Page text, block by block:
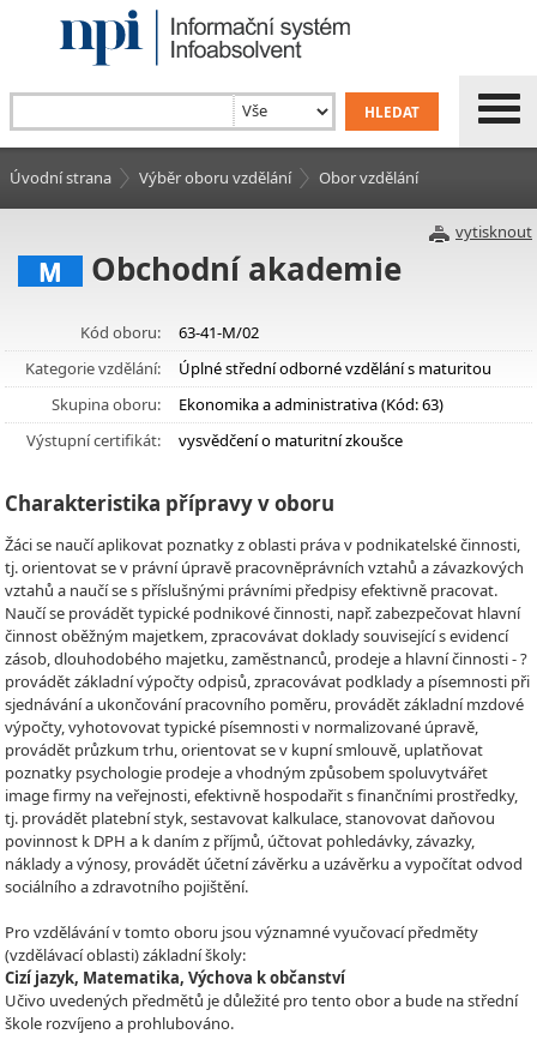
Úvodní strana Výběr oboru vzdělání Obor vzdělání
vytisknout
M Obchodní akademie
Kód oboru:
63-41-M/02
Kategorie vzdělání:
Úplné střední odborné vzdělání s maturitou
Skupina oboru:
Ekonomika a administrativa (Kód: 63)
Výstupní certifikát:
vysvědčení o maturitní zkoušce
Charakteristika přípravy v oboru
Žáci se naučí aplikovat poznatky z oblasti práva v podnikatelské činnosti,
tj. orientovat se v právní úpravě pracovněprávních vztahů a závazkových
vztahů a naučí se s příslušnými právními předpisy efektivně pracovat.
Naučí se provádět typické podnikové činnosti, např. zabezpečovat hlavní
činnost oběžným majetkem, zpracovávat doklady související s evidencí
zásob, dlouhodobého majetku, zaměstnanců, prodeje a hlavní činnosti - ?
provádět základní výpočty odpisů, zpracovávat podklady a písemnosti při
sjednávání a ukončování pracovního poměru, provádět základní mzdové
výpočty, vyhotovovat typické písemnosti v normalizované úpravě,
provádět průzkum trhu, orientovat se v kupní smlouvě, uplatňovat
poznatky psychologie prodeje a vhodným způsobem spoluvytvářet
image firmy na veřejnosti, efektivně hospodařit s finančními prostředky,
tj. provádět platební styk, sestavovat kalkulace, stanovovat daňovou
povinnost k DPH a k daním z příjmů, účtovat pohledávky, závazky,
náklady a výnosy, provádět účetní závěrku a uzávěrku a vypočítat odvod
sociálního a zdravotního pojištění.
Pro vzdělávání v tomto oboru jsou významné vyučovací předměty
(vzdělávací oblasti) základní školy:
Cizí jazyk, Matematika, Výchova k občanství
Učivo uvedených předmětů je důležité pro tento obor a bude na střední
škole rozvíjeno a prohlubováno.